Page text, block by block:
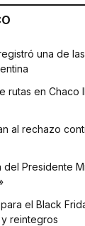
una de
rutas en Chaco
al rechazo
del Presidente
el Black
reintegros